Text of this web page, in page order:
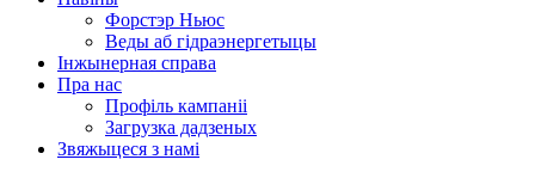
Форстэр Ньюс
Веды аб гідраэнергетыцы
Інжынерная справа
Пра нас
Профіль кампаніі
Загрузка дадзеных
Звяжыцеся з намі